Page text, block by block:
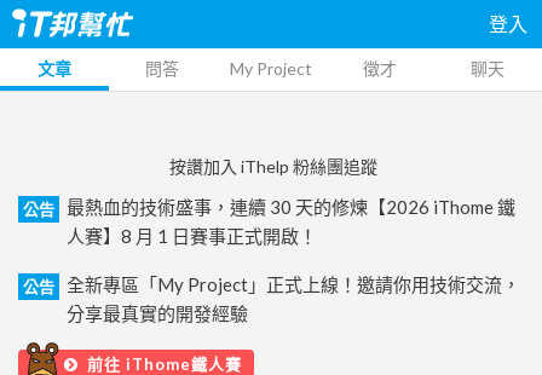
登入
文章 問答 My Project 徵才 聊天
按讚加入 iThelp 粉絲團追蹤
公告
最熱血的技術盛事，連續 30 天的修煉【2026 iThome 鐵
人賽】8 月 1 日賽事正式開啟！
公告
全新專區「My Project」正式上線！邀請你用技術交流，
分享最真實的開發經驗
前往 iThome鐵人賽